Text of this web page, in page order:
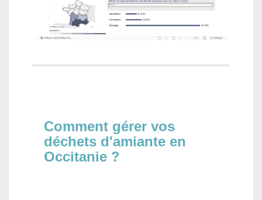
Comment gérer vos
déchets d'amiante en
Occitanie ?